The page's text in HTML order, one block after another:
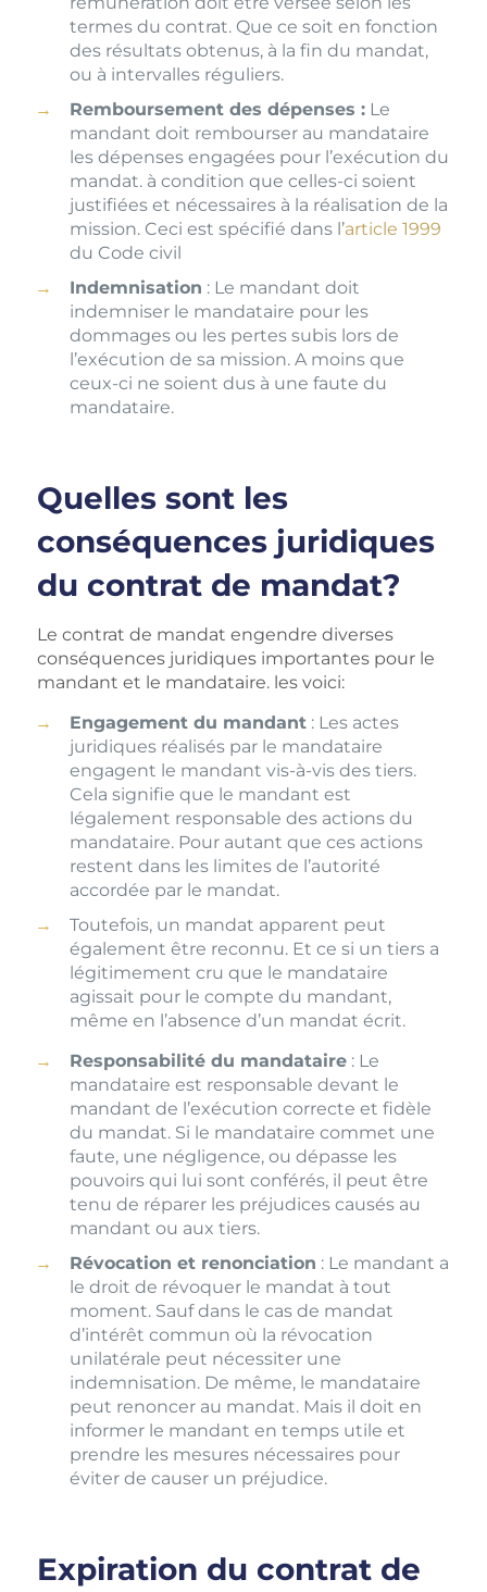
termes du contrat. Que ce soit en fonction
des résultats obtenus, à la fin du mandat,
ou à intervalles réguliers.
Remboursement des dépenses :Le
mandant doit rembourser au mandataire
les dépenses engagées pour l’exécution du
mandat. à condition que celles-ci soient
justifiées et nécessaires à la réalisation de la
mission. Ceci est spécifié dans l’article 1999
du Code civil
Indemnisation : Le mandant doit
indemniser le mandataire pour les
dommages ou les pertes subis lors de
l’exécution de sa mission. A moins que
ceux-ci ne soient dus à une faute du
mandataire.
Quelles sont les
conséquences juridiques
du contrat de mandat?
Le contrat de mandat engendre diverses
conséquences juridiques importantes pour le
mandant et le mandataire. les voici:
Engagement du mandant: Les actes
juridiques réalisés par le mandataire
engagent le mandant vis-à-vis des tiers.
Cela signifie que le mandant est
légalement responsable des actions du
mandataire. Pour autant que ces actions
restent dans les limites de l’autorité
accordée par le mandat.
Toutefois, un mandat apparent peut
également être reconnu. Et ce si un tiers a
légitimement cru que le mandataire
agissait pour le compte du mandant,
même en l’absence d’un mandat écrit.
Responsabilité du mandataire: Le
mandataire est responsable devant le
mandant de l’exécution correcte et fidèle
du mandat. Si le mandataire commet une
faute, une négligence, ou dépasse les
pouvoirs qui lui sont conférés, il peut être
tenu de réparer les préjudices causés au
mandant ou aux tiers.
Révocation et renonciation : Le mandant a
le droit de révoquer le mandat à tout
moment. Sauf dans le cas de mandat
d’intérêt commun où la révocation
unilatérale peut nécessiter une
indemnisation. De même, le mandataire
peut renoncer au mandat. Mais il doit en
informer le mandant en temps utile et
prendre les mesures nécessaires pour
éviter de causer un préjudice.
Expiration du contrat de